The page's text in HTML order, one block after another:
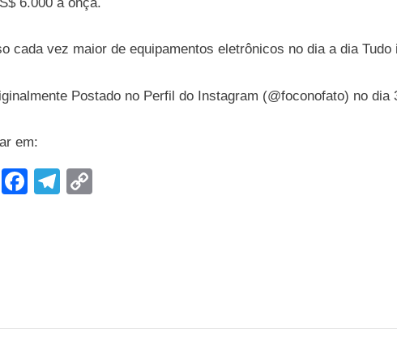
cada vez maior de equipamentos eletrônicos no dia a dia
Postado no Perfil do Instagram (@foconofato) no dia
em:
X
F
o
T
k